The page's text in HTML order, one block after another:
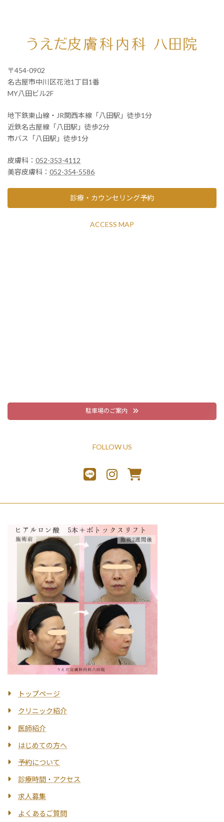
〒454-0902
名古屋市中川区花池1丁目1番
MY八田ビル2F
地下鉄東山線・JR関西本線「八田駅」徒歩1分
近鉄名古屋線「八田駅」徒歩2分
市バス「八田駅」徒歩1分
皮膚科： 052-353-4112
美容皮膚科： 052-354-5586
診療・カウンセリング予約
ACCESS MAP
駐車場のご案内
FOLLOW US
トップページ
クリニック紹介
医師紹介
はじめての方へ
予約について
診療時間・アクセス
求人募集
よくあるご質問